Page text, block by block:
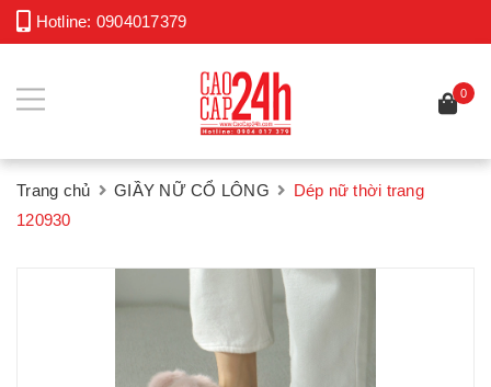
Hotline: 0904017379
0
Trang chủ GIẦY NỮ CỔ LÔNG
Dép nữ thời trang
120930